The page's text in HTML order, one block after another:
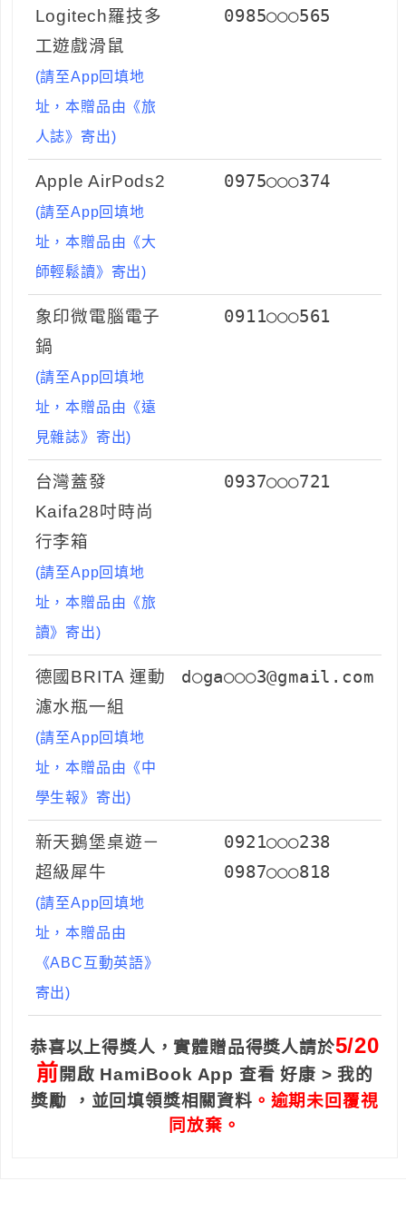
Logitech羅技多
工遊戲滑鼠
(請至App回填地
址，本贈品由《旅
人誌》寄出)
0985○○○565
Apple AirPods2
(請至App回填地
址，本贈品由《大
師輕鬆讀》寄出)
0975○○○374
象印微電腦電子
鍋
(請至App回填地
址，本贈品由《遠
見雜誌》寄出)
0911○○○561
台灣蓋發
Kaifa28吋時尚
行李箱
(請至App回填地
址，本贈品由 《旅
讀》 寄出)
0937○○○721
德國BRITA 運動
濾水瓶一組
(請至App回填地
址，本贈品由 《中
學生報》 寄出)
d○ga○○○3@gmail.com
新天鵝堡桌遊－
超級犀牛
(請至App回填地
址，本贈品由
《ABC互動英語》
寄出)
0921○○○238
0987○○○818
恭喜以上得獎人，實體贈品得獎人請於5/20
前開啟 HamiBook App 查看 好康 > 我的
獎勵
，並回填領獎相關資料 。逾期未回覆視
同放棄。